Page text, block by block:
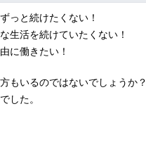
っと続けたくない！
生活を続けていたくない！
に働きたい！
もいるのではないでしょうか？
した。